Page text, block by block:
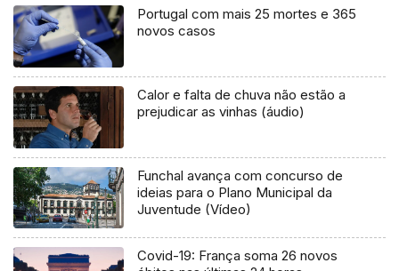
Portugal com mais 25 mortes e 365
novos casos
Calor e falta de chuva não estão a
prejudicar as vinhas (áudio)
Funchal avança com concurso de
ideias para o Plano Municipal da
Juventude (Vídeo)
Covid-19: França soma 26 novos